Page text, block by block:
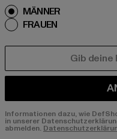
MÄNNER
FRAUEN
Informationen dazu, wie
in unserer
abmelden.